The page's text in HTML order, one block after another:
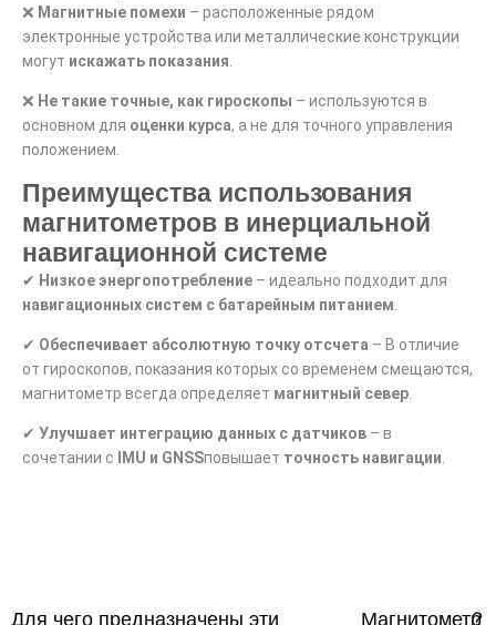
❌ Магнитные помехи – расположенные рядом
электронные устройства или металлические конструкции
могут искажать показания
❌ Не такие точные, как гироскопы – используются в
основном для оценки курса, а не для точного управления
положением.
Преимущества использования
магнитометров в инерциальной
навигационной системе
✔ Низкое энергопотребление – идеально подходит для
навигационных систем с батарейным питанием
✔ Обеспечивает абсолютную точку отсчета – В отличие
от гироскопов, показания которых со временем смещаются,
магнитометр всегда определяет магнитный север
✔ Улучшает интеграцию данных с датчиков – в
сочетании с
IMU и GNSSповышает точность навигации.
Для чего предназначены эти Магнитометр
？